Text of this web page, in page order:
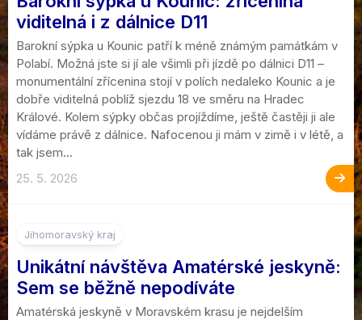
viditelná i z dálnice D11
Barokní sýpka u Kounic patří k méně známým památkám v
Polabí. Možná jste si jí ale všimli při jízdě po dálnici D11 –
monumentální zřícenina stojí v polích nedaleko Kounic a je
dobře viditelná poblíž sjezdu 18 ve směru na Hradec
Králové. Kolem sýpky občas projíždíme, ještě častěji ji ale
vídáme právě z dálnice. Nafocenou ji mám v zimě i v létě, a
tak jsem...
25. 5. 2026
Jihomoravský kraj
Unikátní návštěva Amatérské jeskyně:
Sem se běžně nepodíváte
Amatérská jeskyně v Moravském krasu je nejdelším